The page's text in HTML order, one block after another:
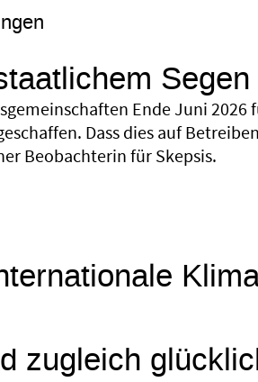
Segen
Ende Juni 2026
Dass dies auf
Beobachterin für Skepsis.
zugleich